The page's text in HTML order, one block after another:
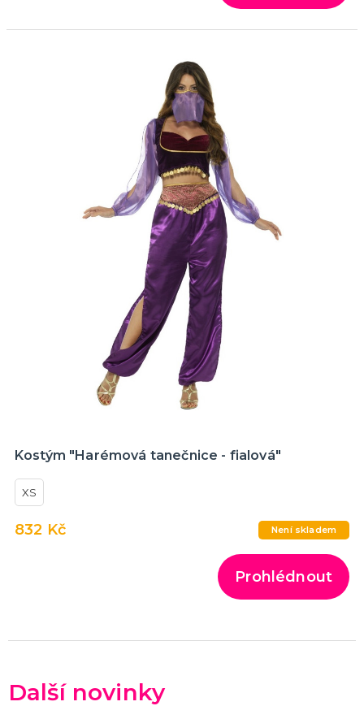
SPORTOVNÍ VYBAVENÍ PRO FANOUŠKY
Kostým "Harémová tanečnice - fialová"
XS
832 Kč Není skladem
Prohlédnout
Další novinky